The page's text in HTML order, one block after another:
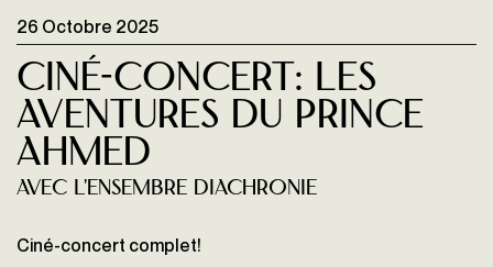
26 Octobre 2025
Ciné-concert: Les
Aventures du Prince
Ahmed
Avec l'ensembre Diachronie
Ciné-concert complet!